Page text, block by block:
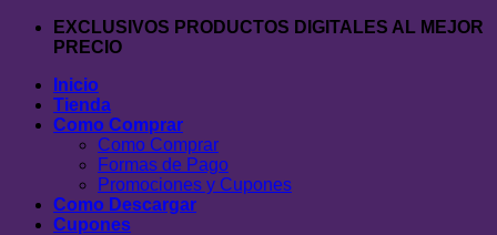
Saltar
EXCLUSIVOS PRODUCTOS DIGITALES AL MEJOR
PRECIO
Inicio
Tienda
Como Comprar
Como Comprar
Formas de Pago
Promociones y Cupones
Como Descargar
Cupones